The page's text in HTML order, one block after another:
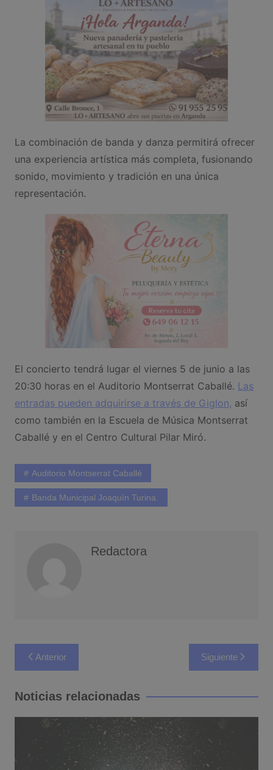
La combinación de banda y danza permitirá ofrecer
una experiencia artística más completa, fusionando
sonido, movimiento y tradición en una única
representación.
El concierto tendrá lugar el viernes 5 de junio a las
20:30 horas en el Auditorio Montserrat Caballé. Las
entradas pueden adquirirse a través de Giglon, así
como también en la Escuela de Música Montserrat
Caballé y en el Centro Cultural Pilar Miró.
Auditorio Montserrat Caballé
Banda Municipal Joaquín Turina.
Redactora
Navegación
de
entradas
Anterior Siguiente
Noticias relacionadas